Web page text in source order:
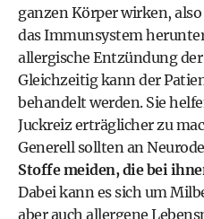
ganzen Körper wirken,
das Immunsystem
allergische Entzündung
Gleichzeitig kann der
behandelt werden. Sie
Juckreiz erträglicher zu
Generell sollten an
Stoffe meiden, die bei
Dabei kann es sich um
aber auch allergene